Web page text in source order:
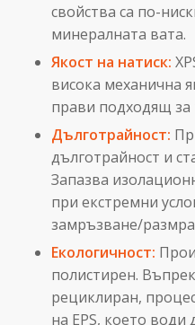
свойства са по-
минералната вата.
Якост на натиск:
висока механична
прави подходящ за
Дълготрайност:
дълготрайност и
Запазва
при екстремни
замръзване/
Екологичност:
полистирен.
рециклиран,
на EPS, което води